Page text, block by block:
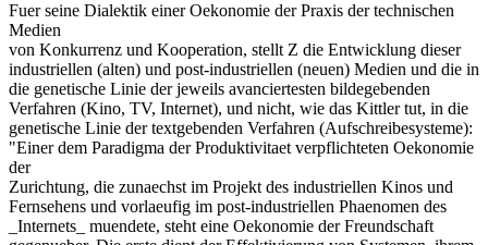
Fuer seine Dialektik einer Oekonomie der Praxis der technischen
Medien
von Konkurrenz und Kooperation, stellt Z die Entwicklung dieser
industriellen (alten) und post-industriellen (neuen) Medien und die in
die genetische Linie der jeweils avanciertesten bildegebenden
Verfahren (Kino, TV, Internet), und nicht, wie das Kittler tut, in die
genetische Linie der textgebenden Verfahren (Aufschreibesysteme):
"Einer dem Paradigma der Produktivitaet verpflichteten Oekonomie
der
Zurichtung, die zunaechst im Projekt des industriellen Kinos und
Fernsehens und vorlaeufig im post-industriellen Phaenomen des
_Internets_ muendete, steht eine Oekonomie der Freundschaft